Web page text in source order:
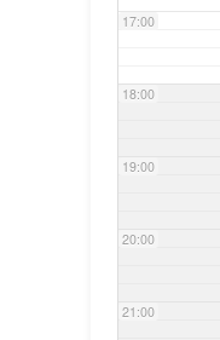
17:00
18:00
19:00
20:00
21:00